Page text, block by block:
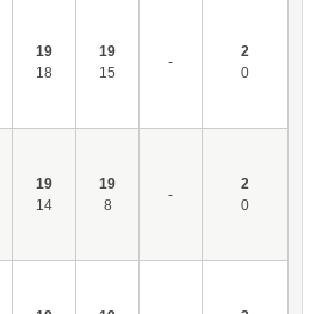
19
18
19
15
-
2
0
19
14
19
8
-
2
0